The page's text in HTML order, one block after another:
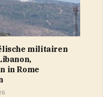
militairen
in Rome